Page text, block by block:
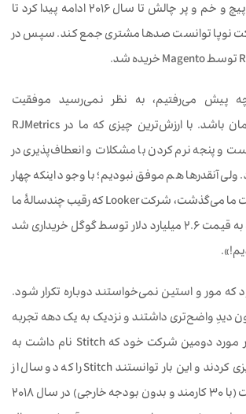
کند؟”. این مسیر پر پیچ و خم و پر چالش تا سال 2016 ادامه پیدا کرد تا
نوپا توانست صدها مشتری جمع کند. سپس در
پیش می‌رفتیم، به نظر نمی‌رسید موفقیت
چشمگیری در انتظارمان باشد. با ارزش‌ترین چیزی که ما در RJMetrics
و پنجه نرم کردن با مشکلات و انعطاف‌پذیری در
آنقدرها هم موفق نبودیم؛ با وجود اینکه چهار
سال از تأسیس شرکت ما می‌گذشت، شرکت Looker که رقیب چندسالۀ ما
بود، تابستان گذشته به قیمت 2.6 میلیارد دلار توسط گوگل خریداری شد
که مور و استین نمی‌خواستند دوباره تکرار شود.
دیدِ واضح‌تری داشتند و نزدیک به یک دهه تجربه
کسب کرده‌ بودند، در مورد دومین شرکت خود که Stitch نام داشت به
شکل دیگری برنامه‌ریزی کردند و این بار توانستند Stitch را که دو سال از
تأسیس آن می‌گذشت (با 30 کارمند و بدون بودجه خارجی) در سال 2018